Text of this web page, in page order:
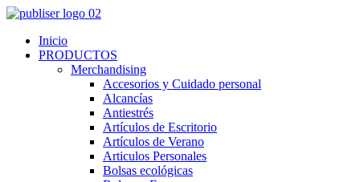
Inicio
PRODUCTOS
Merchandising
Accesorios y Cuidado personal
Alcancías
Antiestrés
Artículos de Escritorio
Artículos de Verano
Articulos Personales
Bolsas ecológicas